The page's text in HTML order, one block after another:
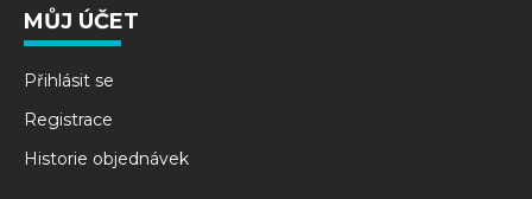
MŮJ ÚČET
Přihlásit se
Registrace
Historie objednávek